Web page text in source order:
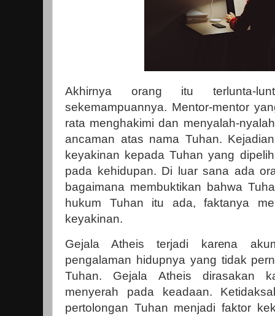
Akhirnya orang itu terlunta-
sekemampuannya. Mentor-mentor
rata menghakimi dan menyalah-
ancaman atas nama Tuhan.
keyakinan kepada Tuhan yang
pada kehidupan. Di luar sana ada
bagaimana membuktikan bahwa
hukum Tuhan itu ada, faktanya
keyakinan.
Gejala Atheis terjadi karena
pengalaman hidupnya yang tidak
Tuhan. Gejala Atheis dirasakan
menyerah pada keadaan.
pertolongan Tuhan menjadi faktor